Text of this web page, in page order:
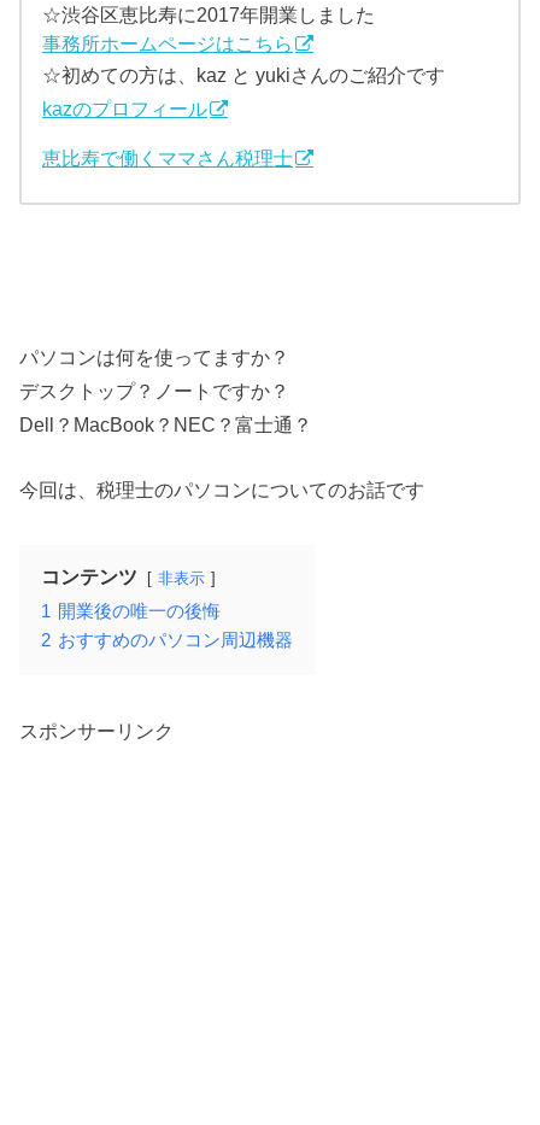
☆渋谷区恵比寿に2017年開業しました
事務所ホームページはこちら
☆初めての方は、kaz と yukiさんのご紹介です
kazのプロフィール
恵比寿で働くママさん税理士
パソコンは何を使ってますか？
デスクトップ？ノートですか？
Dell？MacBook？NEC？富士通？
今回は、税理士のパソコンについてのお話です
コンテンツ 非表示
1 開業後の唯一の後悔
2 おすすめのパソコン周辺機器
スポンサーリンク